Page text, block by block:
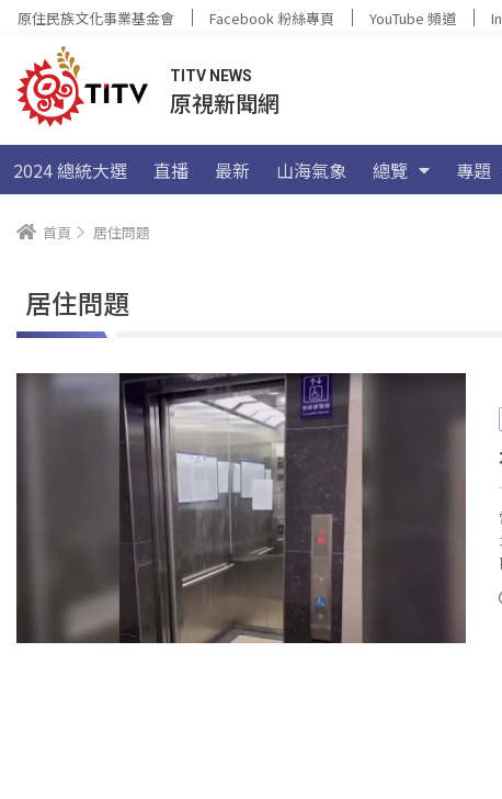
原住民族文化事業基金會 Facebook 粉絲專頁 YouTube 頻道
TITV NEWS
原視新聞網
2024 總統大選 直播 最新 山海氣象 總覽 專題
首頁 居住問題
居住問題